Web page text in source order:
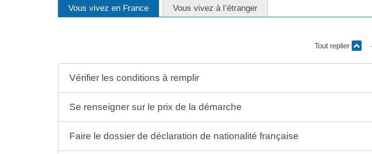
Vous vivez en France Vous vivez à l’étranger
Tout replier
Vérifier les conditions à remplir
Se renseigner sur le prix de la démarche
Faire le dossier de déclaration de nationalité française